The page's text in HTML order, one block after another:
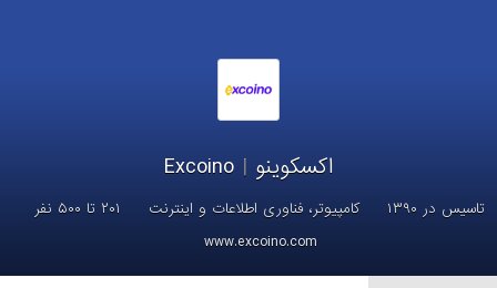
اکسکوینو |
تاسیس در ۱۳۹۰ کامپیوتر، فناوری اطلاعات و اینترنت
۲۰۱ تا ۵۰۰ نفر
www.excoino.com